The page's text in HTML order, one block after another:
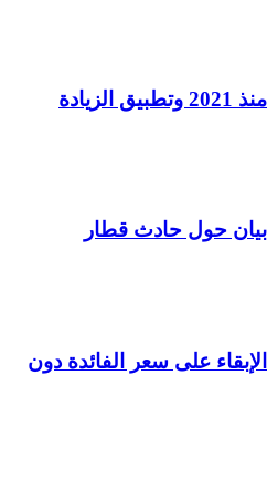
الكهرباء: لم تتغير الأسعار منذ 2021 وتطبيق الزيادة
حول حادث قطار
على سعر الفائدة دون